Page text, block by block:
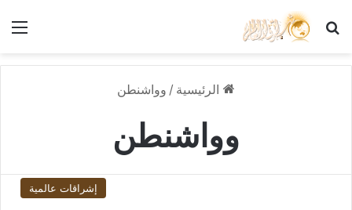
بحث عن
الرئيسية / وواشنطن
وواشنطن
إشراقات عالمية